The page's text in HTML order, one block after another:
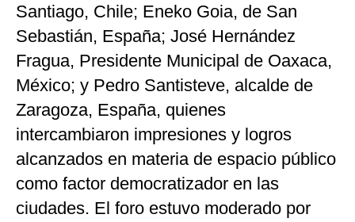
Santiago, Chile; Eneko Goia, de San
Sebastián, España; José Hernández
Fragua, Presidente Municipal de Oaxaca,
México; y Pedro Santisteve, alcalde de
Zaragoza, España, quienes
intercambiaron impresiones y logros
alcanzados en materia de espacio público
como factor democratizador en las
ciudades. El foro estuvo moderado por